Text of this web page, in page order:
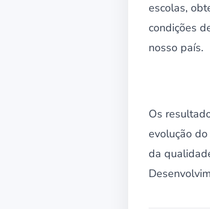
escolas,
condições
nosso país.
Os
evolução
da